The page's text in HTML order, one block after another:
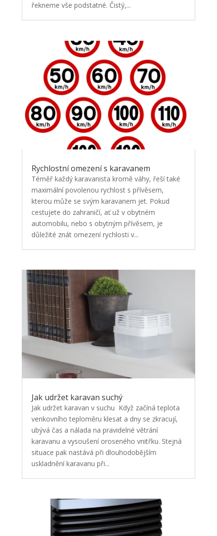
řekneme vše podstatné. Čistý,...
Rychlostní omezení s karavanem
Téměř každý karavanista kromě váhy, řeší také
maximální povolenou rychlost s přívěsem,
kterou může se svým karavanem jet. Pokud
cestujete do zahraničí, ať už v obytném
automobilu, nebo s obytným přívěsem, je
důležité znát omezení rychlosti v...
Jak udržet karavan suchý
Jak udržet karavan v suchu Když začíná teplota
venkovního teploměru klesat a dny se zkracují,
ubývá čas a nálada na pravidelné větrání
karavanu a vysoušení oroseného vnitřku. Stejná
situace pak nastává při dlouhodobějším
uskladnění karavanu při...